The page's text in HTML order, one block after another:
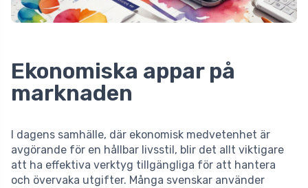
Ekonomiska appar på
marknaden
I dagens samhälle, där ekonomisk medvetenhet är
avgörande för en hållbar livsstil, blir det allt viktigare
att ha effektiva verktyg tillgängliga för att hantera
och övervaka utgifter. Många svenskar använder